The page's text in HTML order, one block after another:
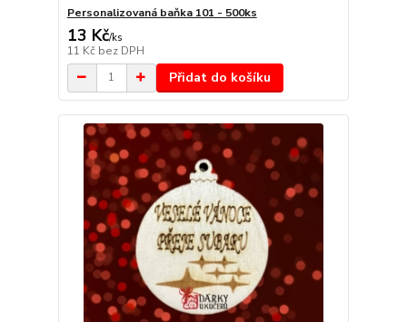
Personalizovaná baňka 101 - 500ks
13 Kč/ks
11 Kč bez DPH
Přidat do košíku